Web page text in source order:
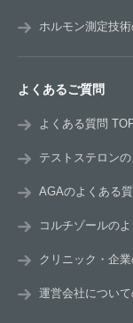
ホルモン測定技
よくあるご質問
よくある質問
テストステロン
AGAのよくある
コルチゾールの
クリニック・企
運営会社につい